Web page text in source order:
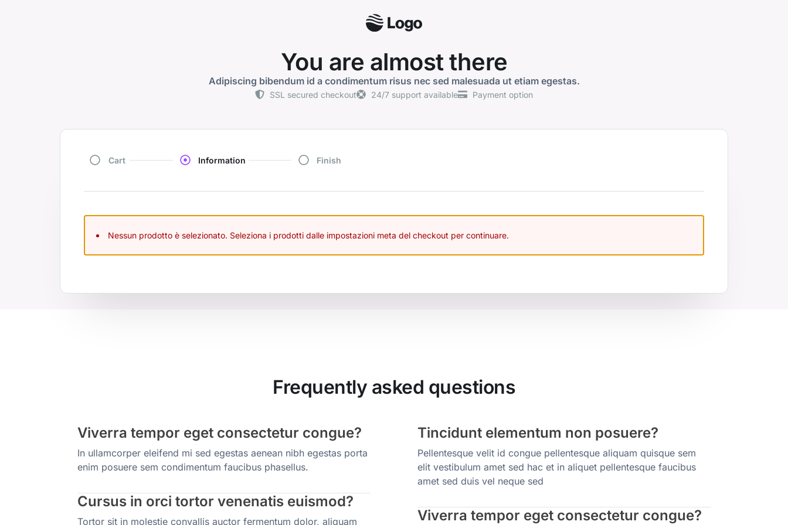
You are almost there
Adipiscing bibendum id a condimentum risus nec sed malesuada ut etiam egestas.
SSL secured checkout 24/7 support available Payment option
Cart Information Finish
Nessun prodotto è selezionato. Seleziona i prodotti dalle impostazioni meta del checkout per continuare.
Frequently asked questions
Viverra tempor eget consectetur congue?
In ullamcorper eleifend mi sed egestas aenean nibh egestas porta
enim posuere sem condimentum faucibus phasellus.
Cursus in orci tortor venenatis euismod?
Tortor sit in molestie convallis auctor fermentum dolor, aliquam
Tincidunt elementum non posuere?
Pellentesque velit id congue pellentesque aliquam quisque sem
elit vestibulum amet sed hac et in aliquet pellentesque faucibus
amet sed duis vel neque sed
Viverra tempor eget consectetur congue?